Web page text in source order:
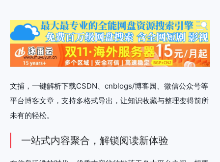
文捕，一键解析下载CSDN、cnblogs/博客园、微信公众号等
平台博客文章，支持多格式导出，让知识收藏与整理变得前所
未有的轻松。
一站式内容聚合，解锁阅读新体验